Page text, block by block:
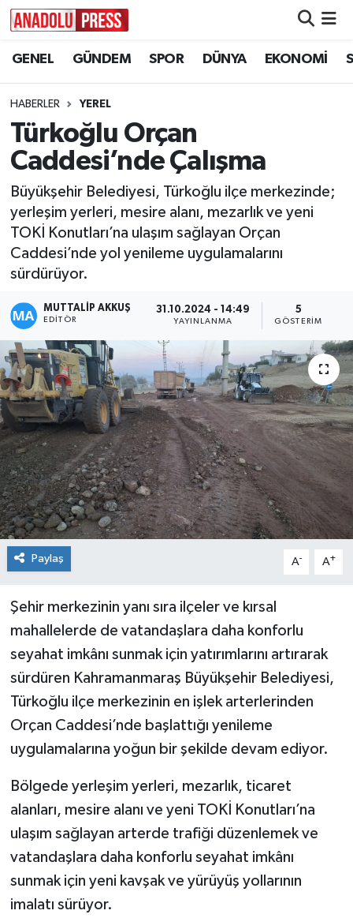
GENEL GÜNDEM SPOR DÜNYA EKONOMİ
HABERLER YEREL
Türkoğlu Orçan
Caddesi’nde Çalışma
Büyükşehir Belediyesi, Türkoğlu ilçe merkezinde;
yerleşim yerleri, mesire alanı, mezarlık ve yeni
TOKİ Konutları’na ulaşım sağlayan Orçan
Caddesi’nde yol yenileme uygulamalarını
sürdürüyor.
MUTTALİP AKKUŞ
EDITÖR
31.10.2024 - 14:49
YAYINLANMA
5
GÖSTERIM
Paylaş A- A+
Şehir merkezinin yanı sıra ilçeler ve kırsal
mahallelerde de vatandaşlara daha konforlu
seyahat imkânı sunmak için yatırımlarını artırarak
sürdüren Kahramanmaraş Büyükşehir Belediyesi,
Türkoğlu ilçe merkezinin en işlek arterlerinden
Orçan Caddesi’nde başlattığı yenileme
uygulamalarına yoğun bir şekilde devam ediyor.
Bölgede yerleşim yerleri, mezarlık, ticaret
alanları, mesire alanı ve yeni TOKİ Konutları’na
ulaşım sağlayan arterde trafiği düzenlemek ve
vatandaşlara daha konforlu seyahat imkânı
sunmak için yeni kavşak ve yürüyüş yollarının
imalatı sürüyor.
Nöbetçi Eczaneler
Hava Durumu
Namaz Vakitleri
Süper Lig Puan Durumu ve Fikstür
Tüm Manşetler
Son Dakika Haberleri
Haber Arşivi